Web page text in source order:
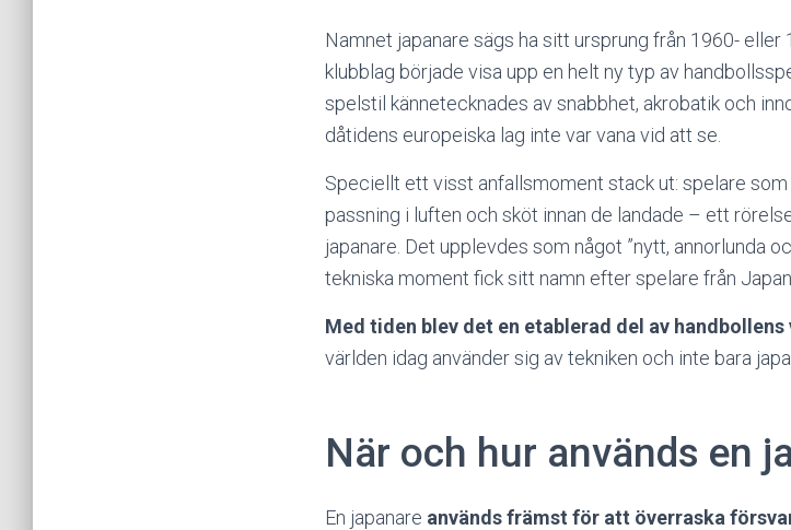
Namnet japanare sägs ha sitt ursprung från 1960-
klubblag började visa upp en helt ny typ av
spelstil kännetecknades av snabbhet, akrobatik och
dåtidens europeiska lag inte var vana vid att se.
Speciellt ett visst anfallsmoment stack ut: spelare
passning i luften och sköt innan de landade – ett
japanare. Det upplevdes som något ”nytt, annorlunda
tekniska moment fick sitt namn efter spelare från Japan.
Med tiden blev det en etablerad del av handbollens
världen idag använder sig av tekniken och inte bara
När och hur används en
En japanare används främst för att överraska